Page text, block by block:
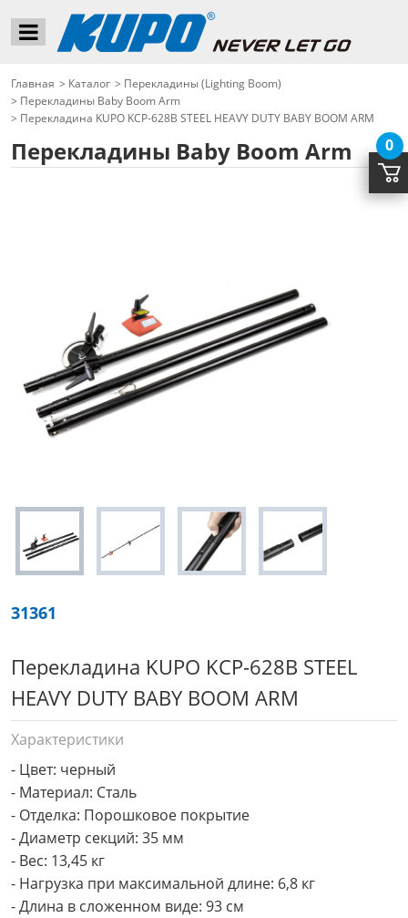
Главная > Каталог > Перекладины (Lighting Boom)
> Перекладины Baby Boom Arm
> Перекладина KUPO KCP-628B STEEL HEAVY DUTY BABY BOOM ARM
Перекладины Baby Boom Arm
31361
Перекладина KUPO KCP-628B STEEL
HEAVY DUTY BABY BOOM ARM
Характеристики
- Цвет: черный
- Материал: Сталь
- Отделка: Порошковое покрытие
- Диаметр секций: 35 мм
- Вес: 13,45 кг
- Нагрузка при максимальной длине: 6,8 кг
- Длина в сложенном виде: 93 см
0